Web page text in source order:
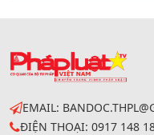
EMAIL:
ĐIỆN THOẠI: 0917 148